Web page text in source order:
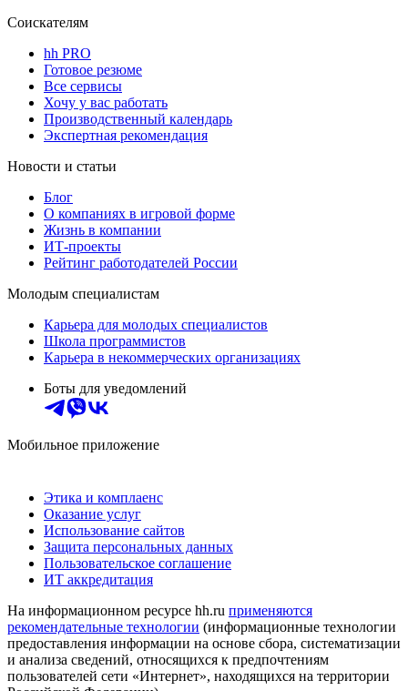
Соискателям
hh PRO
Готовое резюме
Все сервисы
Хочу у вас работать
Производственный календарь
Экспертная рекомендация
Новости и статьи
Блог
О компаниях в игровой форме
Жизнь в компании
ИТ-проекты
Рейтинг работодателей России
Молодым специалистам
Карьера для молодых специалистов
Школа программистов
Карьера в некоммерческих организациях
Боты для уведомлений
Мобильное приложение
Этика и комплаенс
Оказание услуг
Использование сайтов
Защита персональных данных
Пользовательское соглашение
ИТ аккредитация
На информационном ресурсе hh.ru применяются
рекомендательные технологии (информационные технологии
предоставления информации на основе сбора, систематизации
и анализа сведений, относящихся к предпочтениям
пользователей сети «Интернет», находящихся на территории